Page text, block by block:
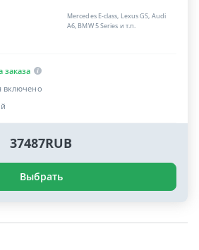
Mercedes E-class, Lexus GS, Audi
A6, BMW 5 Series и т.п.
заказа
включено
37487RUB
Выбрать